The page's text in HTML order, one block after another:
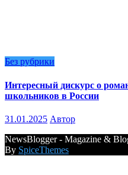
Без рубрики
Интересный дискурс о
школьников в России
31.01.2025 Автор
NewsBlogger - Magazine &
By SpiceThemes